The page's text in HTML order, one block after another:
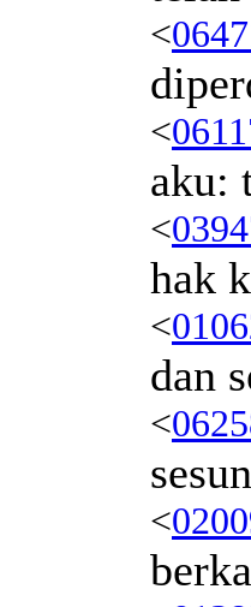
<
<
aku:
<
hak
<
dan
<
<